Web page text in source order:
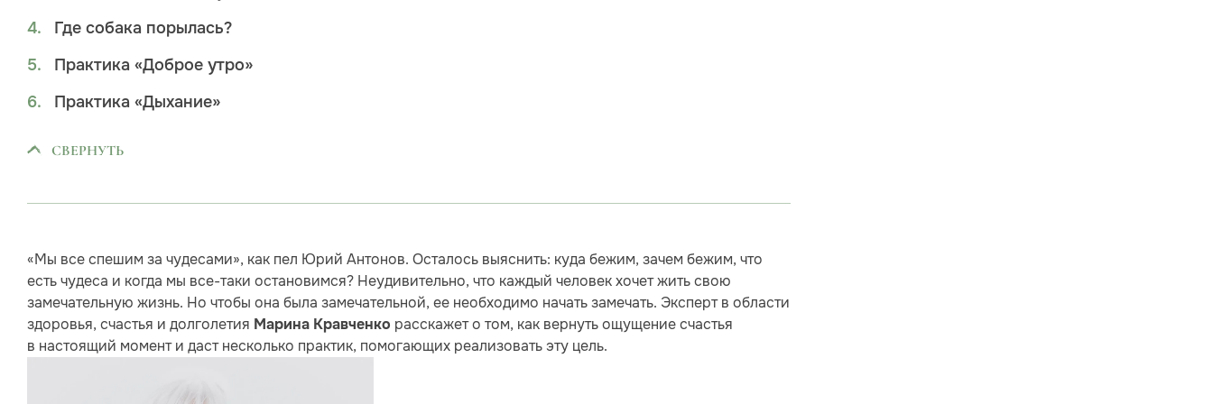
Где собака порылась?
Практика «Доброе утро»
Практика «Дыхание»
СВЕРНУТЬ
«Мы все спешим за чудесами», как пел Юрий Антонов. Осталось выяснить: куда бежим, зачем бежим, что
есть чудеса и когда мы все-таки остановимся? Неудивительно, что каждый человек хочет жить свою
замечательную жизнь. Но чтобы она была замечательной, ее необходимо начать замечать. Эксперт в области
здоровья, счастья и долголетия Марина Кравченко расскажет о том, как вернуть ощущение счастья
в настоящий момент и даст несколько практик, помогающих реализовать эту цель.